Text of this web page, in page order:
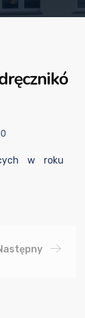
0
w roku